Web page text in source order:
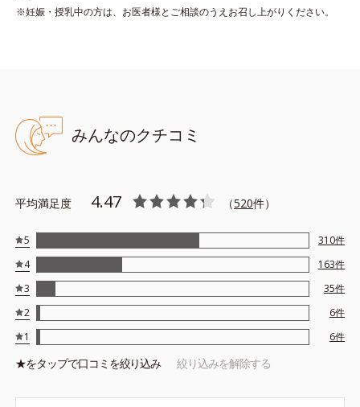
※妊娠・授乳中の方は、お医者様とご相談のうえお召し上がりください。
みんなのクチコミ
平均満足度 4.47 （520件）
5 310件
4
163件
3
35件
2
6件
1
6件
★をタップで口コミを絞り込み 絞り込みを解除する